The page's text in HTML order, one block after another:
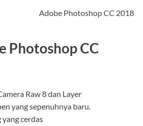
Photoshop CC
Raw 8 dan Layer
yang sepenuhnya baru.
cerdas